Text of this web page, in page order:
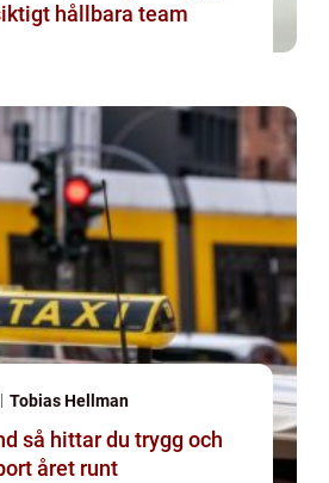
hållbara team
Tobias Hellman
året runt